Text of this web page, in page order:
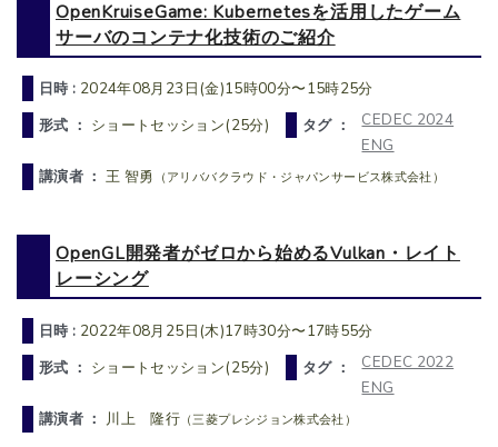
OpenKruiseGame: Kubernetesを活用したゲーム
サーバのコンテナ化技術のご紹介
日時 : 2024年08月23日(金)15時00分〜15時25分
形式 ： ショートセッション(25分) タグ ：
CEDEC 2024
ENG
講演者 ：王 智勇 （アリババクラウド・ジャパンサービス株式会社）
OpenGL開発者がゼロから始めるVulkan・レイト
レーシング
日時 : 2022年08月25日(木)17時30分〜17時55分
形式 ： ショートセッション(25分) タグ ：
CEDEC 2022
ENG
講演者 ：川上 隆行 （三菱プレシジョン株式会社）